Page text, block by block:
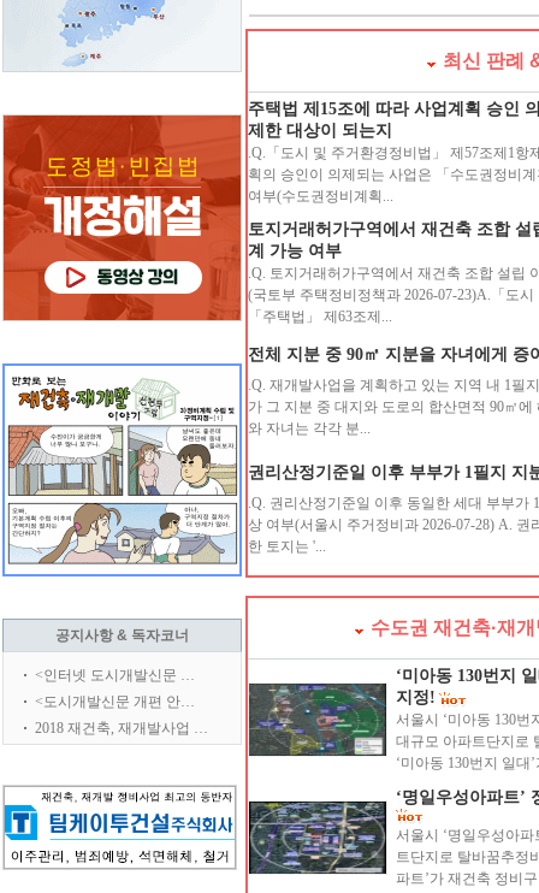
공지사항 & 독자코너
<인터넷 도시개발신문 …
<도시개발신문 개편 안…
2018 재건축, 재개발사업 …
최신 판례
주택법 제15조에 따라 사업계획 승인
제한 대상이 되는지
.Q.「도시 및 주거환경정비법」 제57조제1
획의 승인이 의제되는 사업은 「수도권정비
여부(수도권정비계획...
토지거래허가구역에서 재건축 조합
계 가능 여부
.Q. 토지거래허가구역에서 재건축 조합 설립
(국토부 주택정비정책과 2026-07-23)A.「도
「주택법」 제63조제...
전체 지분 중 90㎡ 지분을 자녀에게 증
.Q. 재개발사업을 계획하고 있는 지역 내 1필
가 그 지분 중 대지와 도로의 합산면적 90㎡
와 자녀는 각각 분...
권리산정기준일 이후 부부가 1필지 지
.Q. 권리산정기준일 이후 동일한 세대 부부가
상 여부(서울시 주거정비과 2026-07-28) A.
한 토지는 '...
수도권 재건축·재
‘미아동 130번지
지정!
서울시 ‘미아동 130번
대규모 아파트단지로
‘미아동 130번지 일대
‘명일우성아파트’
서울시 ‘명일우성아
트단지로 탈바꿈추정
파트’가 재건축 정비